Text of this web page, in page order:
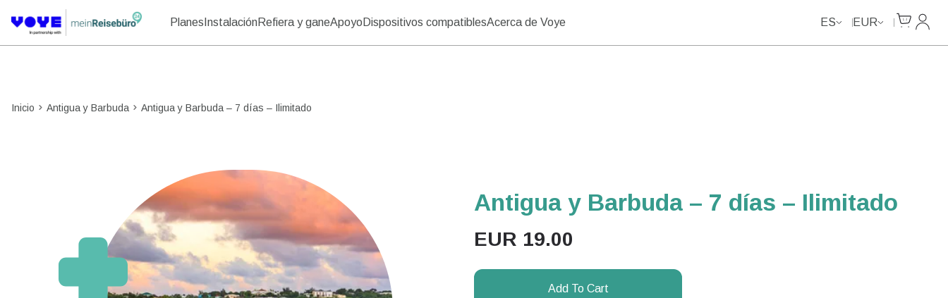
Planes InstalaciónRefiera y ganeApoyo Dispositivos compatiblesAcerca de Voye ES EUR
Mi
Inicio Antigua y Barbuda Antigua y Barbuda – 7 días – Ilimitado
Antigua y Barbuda – 7 días – Ilimitado
EUR 19.00
Add To Cart